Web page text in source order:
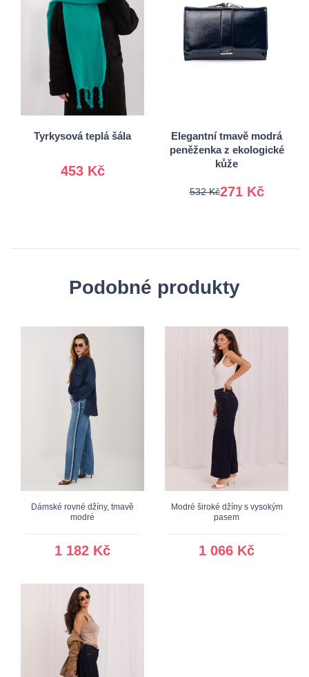
Tyrkysová teplá šála
453 Kč
Univerzální
Elegantní tmavě modrá
peněženka z ekologické
kůže
271 Kč
532 Kč
Podobné produkty
Dámské rovné džíny, tmavě
modré
1 182 Kč
Modré široké džíny s vysokým
pasem
1 066 Kč